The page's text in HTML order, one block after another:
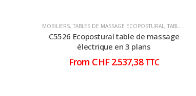
MOBILIERS, TABLES DE MASSAGE ECOPOSTURAL, TABLES DE MASSAGE ÉLECTRIQUE
C5526 Ecopostural table de massage
électrique en 3 plans
From CHF2.537,38 TTC